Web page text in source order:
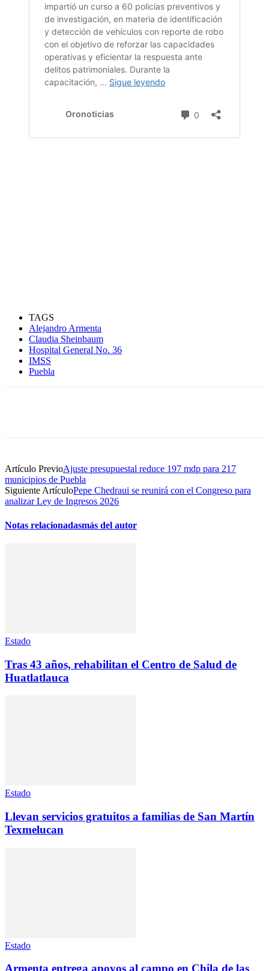
TAGS
Alejandro Armenta
Claudia Sheinbaum
Hospital General No. 36
IMSS
Puebla
Artículo PrevioAjuste presupuestal reduce 197 mdp para 217
municipios de Puebla
Siguiente ArtículoPepe Chedraui se reunirá con el Congreso para
analizar Ley de Ingresos 2026
Notas relacionadasmás del autor
Estado
Tras 43 años, rehabilitan el Centro de Salud de
Huatlatlauca
Estado
Llevan servicios gratuitos a familias de San Martín
Texmelucan
Estado